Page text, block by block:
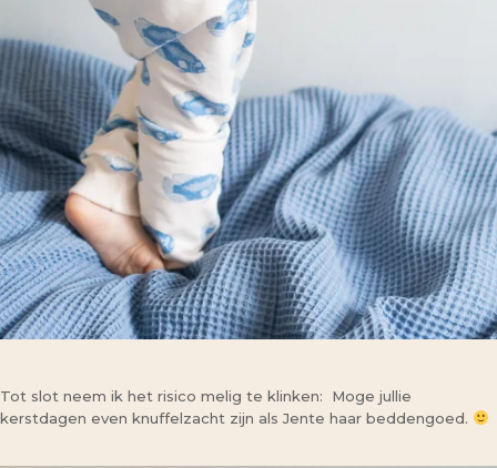
Tot slot neem ik het risico melig te klinken: Moge jullie
kerstdagen even knuffelzacht zijn als Jente haar beddengoed.